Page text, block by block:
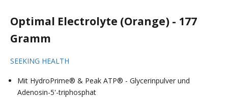
Optimal Electrolyte (Orange) - 177
Gramm
SEEKING HEALTH
Mit HydroPrime® & Peak ATP® - Glycerinpulver und
Adenosin-5'-triphosphat